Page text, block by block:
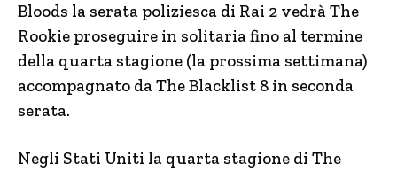
Bloods la serata poliziesca di Rai 2 vedrà The
Rookie proseguire in solitaria fino al termine
della quarta stagione (la prossima settimana)
accompagnato da The Blacklist 8 in seconda
serata.
Negli Stati Uniti la quarta stagione di The